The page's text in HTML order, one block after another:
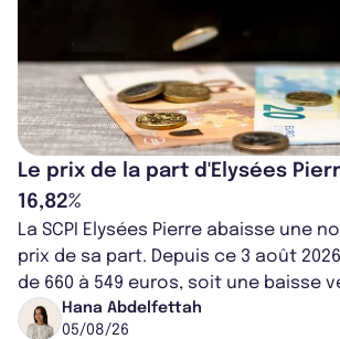
Le prix de la part d'Elysées
16,82%
La SCPI Elysées Pierre abaisse une
prix de sa part. Depuis ce 3 août
de 660 à 549 euros, soit une baisse
16,82%. Cette nouvell...
Hana Abdelfettah
05/08/26